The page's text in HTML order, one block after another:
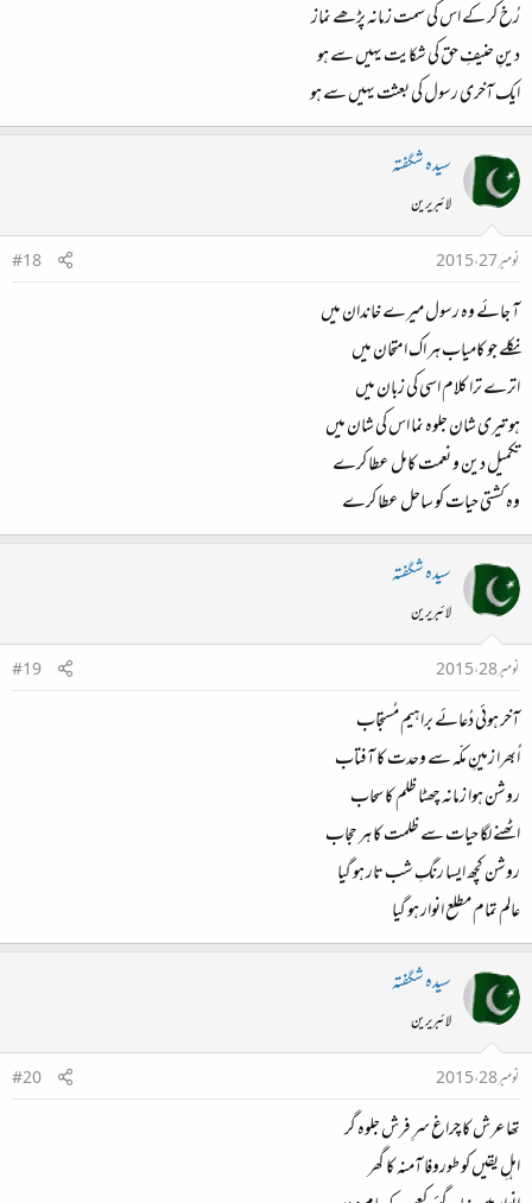
رُخ کر کے اس کی سمت زمانہ پڑھے نماز
دینِ حنیفِ حق کی شکایت یہیں سے ہو
ایک آخری رسول کی بعثت یہیں سے ہو
سیدہ شگفتہ
لائبریرین
نومبر 27، 2015
#18
آ جائے وہ رسول میرے خاندان میں
نکلے جو کامیاب ہر اک امتحان میں
اترے ترا کلام اسی کی زبان میں
ہو تیری شان جلوہ نما اس کی شان میں
تکمیل دین و نعمت کامل عطا کرے
وہ کشتی حیات کو ساحل عطا کرے
سیدہ شگفتہ
لائبریرین
نومبر 28، 2015
#19
آخر ہوئی دُعائے براہیم مُستجاب
اُبھرا زمینِ مکّہ سے وحدت کا آفتاب
روشن ہوا زمانہ چھٹا ظلم کا سحاب
اٹھنے لگا حیات سے ظلمت کا ہر حجاب
روشن کچھ ایسا رنگِ شب تار ہو گیا
عالم تمام مطلع انوار ہو گیا
سیدہ شگفتہ
لائبریرین
نومبر 28، 2015
#20
تھا عرش کا چراغ سرِ فرش جلوہ گر
اہلِ یقیں کو طوروفا آمنہ کا گھر